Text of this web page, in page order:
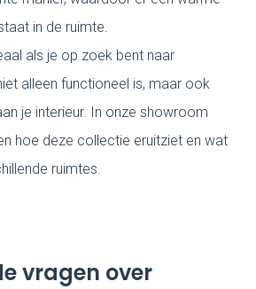
in de ruimte.
als je op zoek bent naar
alleen functioneel is, maar ook
je interieur. In onze showroom
hoe deze collectie eruitziet en wat
ruimtes.
vragen over